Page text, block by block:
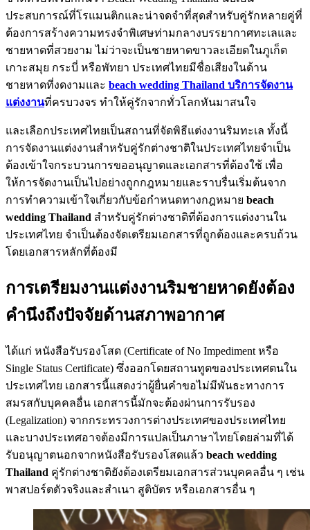
ประสบการณ์ที่โรแมนติกและน่าจดจำที่สุดสำหรับคู่รักหลายคู่ที่
ต้องการสร้างความทรงจำพิเศษท่ามกลางบรรยากาศทะเลและ
ชายหาดที่สวยงาม ไม่ว่าจะเป็นชายหาดขาวละเอียดในภูเก็ต
เกาะสมุย กระบี่ หรือพัทยา ประเทศไทยมีชื่อเสียงในด้าน
ชายหาดที่งดงามและ beach wedding Thailand บริการจัดงาน
แต่งงานที่ครบวงจร ทำให้คู่รักจากทั่วโลกหันมาสนใจ
และเลือกประเทศไทยเป็นสถานที่จัดพิธีแต่งงานริมทะเล ทั้งนี้
การจัดงานแต่งงานสำหรับคู่รักต่างชาติในประเทศไทยจำเป็น
ต้องเข้าใจกระบวนการขออนุญาตและเอกสารที่ต้องใช้ เพื่อ
ให้การจัดงานเป็นไปอย่างถูกกฎหมายและราบรื่นเริ่มต้นจาก
การทำความเข้าใจเกี่ยวกับข้อกำหนดทางกฎหมาย beach
wedding Thailand สำหรับคู่รักต่างชาติที่ต้องการแต่งงานใน
ประเทศไทย จำเป็นต้องจัดเตรียมเอกสารที่ถูกต้องและครบถ้วน
โดยเอกสารหลักที่ต้องมี
การเตรียมงานแต่งงานริมชายหาดยังต้อง
คำนึงถึงปัจจัยด้านสภาพอากาศ
ได้แก่ หนังสือรับรองโสด (Certificate of No Impediment หรือ
Single Status Certificate) ซึ่งออกโดยสถานทูตของประเทศตนใน
ประเทศไทย เอกสารนี้แสดงว่าผู้ยื่นคำขอไม่มีพันธะทางการ
สมรสกับบุคคลอื่น เอกสารนี้มักจะต้องผ่านการรับรอง
(Legalization) จากกระทรวงการต่างประเทศของประเทศไทย
และบางประเทศอาจต้องมีการแปลเป็นภาษาไทยโดยล่ามที่ได้
รับอนุญาตนอกจากหนังสือรับรองโสดแล้ว beach wedding
Thailand คู่รักต่างชาติยังต้องเตรียมเอกสารส่วนบุคคลอื่น ๆ เช่น
พาสปอร์ตตัวจริงและสำเนา สูติบัตร หรือเอกสารอื่น ๆ